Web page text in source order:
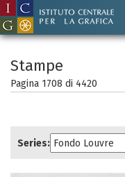
Stampe
Pagina 1708 di 4420
Series: